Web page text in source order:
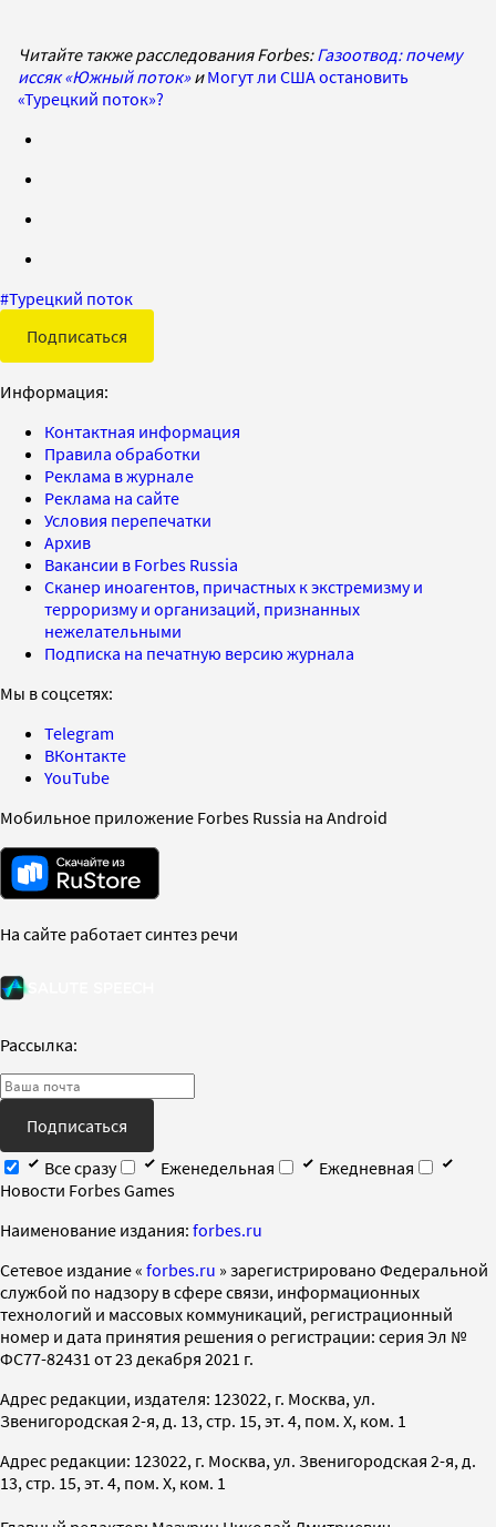
Читайте также расследования Forbes:Газоотвод: почему
иссяк «Южный поток»иМогут ли США остановить
«Турецкий поток»?
#Турецкий поток
Подписаться
Информация:
Контактная информация
Правила обработки
Реклама в журнале
Реклама на сайте
Условия перепечатки
Архив
Вакансии в Forbes Russia
Сканер иноагентов, причастных к экстремизму и
терроризму и организаций, признанных
нежелательными
Подписка на печатную версию журнала
Мы в соцсетях:
Telegram
ВКонтакте
YouTube
Мобильное приложение Forbes Russia на Android
На сайте работает синтез речи
Рассылка:
Подписаться
Все сразу
Еженедельная
Ежедневная
Новости Forbes Games
Наименование издания: forbes.ru
Cетевое издание « forbes.ru » зарегистрировано Федеральной
службой по надзору в сфере связи, информационных
технологий и массовых коммуникаций, регистрационный
номер и дата принятия решения о регистрации: серия Эл №
ФС77-82431 от 23 декабря 2021 г.
Адрес редакции, издателя: 123022, г. Москва, ул.
Звенигородская 2-я, д. 13, стр. 15, эт. 4, пом. X, ком. 1
Адрес редакции: 123022, г. Москва, ул. Звенигородская 2-я, д.
13, стр. 15, эт. 4, пом. X, ком. 1